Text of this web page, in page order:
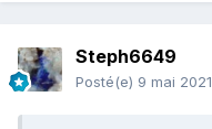
Steph6649
Posté(e) 9 mai 2021